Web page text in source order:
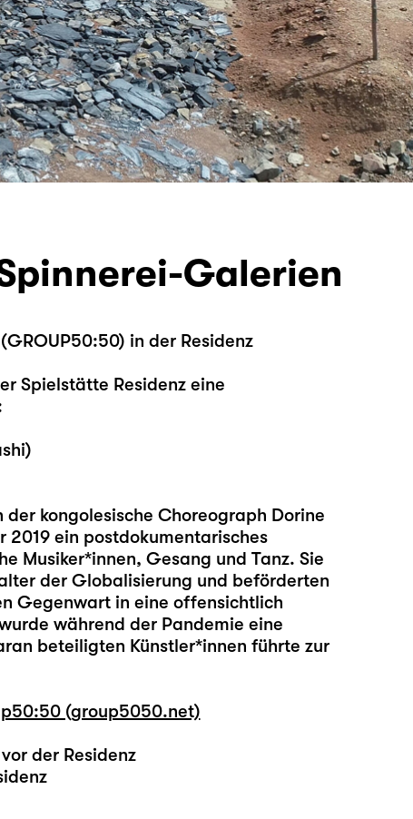
Galerien
in der Residenz
Spielstätte Residenz eine
der kongolesische Choreograph Dorine
2019 ein postdokumentarisches
Musiker*innen, Gesang und Tanz. Sie
der Globalisierung und beförderten
Gegenwart in eine offensichtlich
während der Pandemie eine
beteiligten Künstler*innen führte zur
(group5050.net)
der Residenz